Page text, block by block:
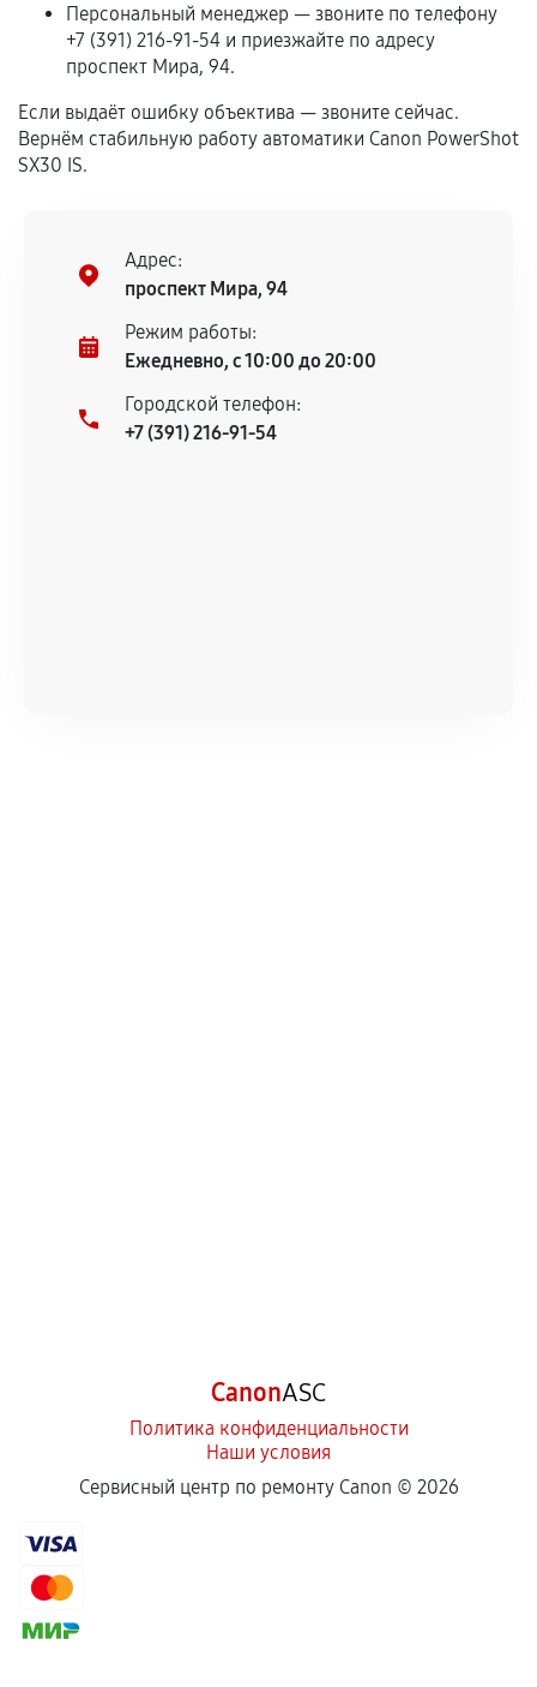
Если комплектующие куплены
самостоятельно
Гарантия на выполненные работы может
сохраняться полностью или частично, если
соблюдены следующие условия:
дефектов.
Установка была выполнена нашим сервисным
центром.
При этом гарантия на сами комплектующие
продавца. За качество сторонних деталей
сервисный центр ответственности не несет.
Персональный менеджер — звоните по телефону
+7 (391) 216-91-54 и приезжайте по адресу
проспект Мира, 94.
Если выдаёт ошибку объектива — звоните сейчас.
Вернём стабильную работу автоматики Canon PowerShot
SX30 IS.
Адрес:
проспект Мира, 94
Режим работы:
Ежедневно, с 10:00 до 20:00
Городской телефон:
+7 (391) 216-91-54
CanonASC
Политика конфиденциальности
Наши условия
Сервисный центр по ремонту Canon © 2026